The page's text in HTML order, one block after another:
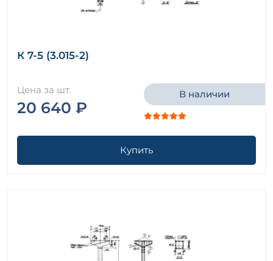
К 7-5 (3.015-2)
Цена за шт.
20 640 ₽
В наличии
Купить